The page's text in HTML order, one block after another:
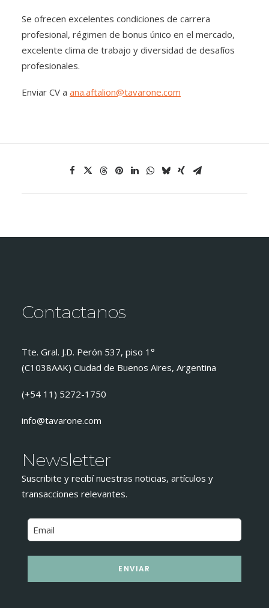
Se ofrecen excelentes condiciones de carrera
profesional, régimen de bonus único en el mercado,
excelente clima de trabajo y diversidad de desafíos
profesionales.
Enviar CV a ana.aftalion@tavarone.com
Contactanos
Tte. Gral. J.D. Perón 537, piso 1°
(C1038AAK) Ciudad de Buenos Aires, Argentina
(+54 11) 5272-1750
info@tavarone.com
Newsletter
Suscribite y recibí nuestras noticias, artículos y
transacciones relevantes.
ENVIAR